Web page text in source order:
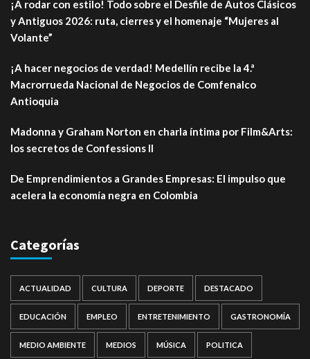
¡A rodar con estilo! Todo sobre el Desfile de Autos Clásicos
y Antiguos 2026: ruta, cierres y el homenaje “Mujeres al
Volante”
¡A hacer negocios de verdad! Medellín recibe la 4.ª
Macrorrueda Nacional de Negocios de Comfenalco
Antioquia
Madonna y Graham Norton en charla íntima por Film&Arts:
los secretos de Confessions II
De Emprendimientos a Grandes Empresas: El impulso que
acelera la economía negra en Colombia
Categorías
ACTUALIDAD CULTURA DEPORTE DESTACADO
EDUCACIÓN EMPLEO ENTRETENIMIENTO GASTRONOMÍA
MEDIO AMBIENTE MEDIOS MÚSICA POLITICA